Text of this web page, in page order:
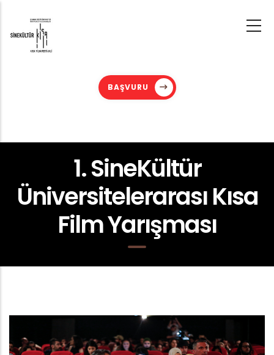
main
content
BAŞVURU
1. SineKültür
Üniversitelerarası Kısa
Film Yarışması